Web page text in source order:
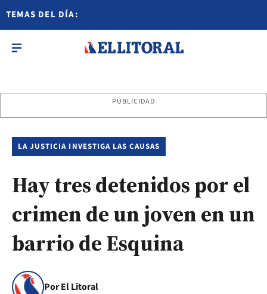
TEMAS DEL DÍA:
PUBLICIDAD
LA JUSTICIA INVESTIGA LAS CAUSAS
Hay tres detenidos por el
crimen de un joven en un
barrio de Esquina
Por El Litoral